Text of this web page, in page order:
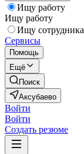
Ищу работу
Ищу работу
Ищу сотрудника
Сервисы
Помощь
Ещё
Поиск
Аксубаево
Войти
Войти
Создать резюме